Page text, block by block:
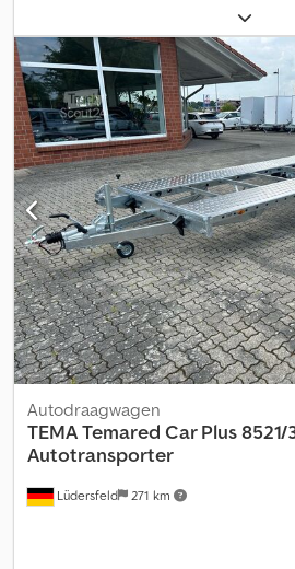
, asconfiguratie:
lengte:6.000 mm, laadruimtebreedte:
Aanhangwagen voor personenauto met
vergrendelingen voor 20 ft. container.
R12C 5x112, tandem-as, toegestane max.
leeggewicht ca. 800 kg, thermisch
uitdraaisteunen, kentekenplaathouder.
van 15 mm dik met 10 sjorogen.
papieren voor registratie, 100 km/u
bieden u graag de bijpassende
Lüdersfeld 271 km
Autodraagwagen
TEMATemared Car Plus 8521/
Autotransporter